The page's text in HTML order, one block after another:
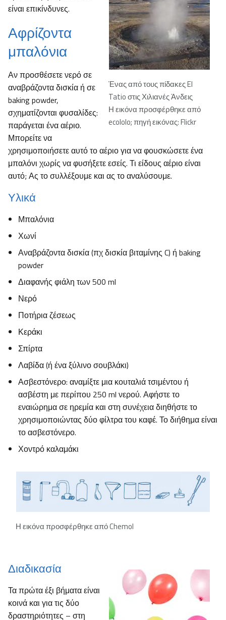
Ένας από τους πίδακες El
Tatio στις Χιλιανές Άνδεις
Η εικόνα προσφέρθηκε από
ecololo; πηγή εικόνας: Flickr
είναι επικίνδυνες.
Αφρίζοντα
μπαλόνια
Αν προσθέσετε νερό σε
αναβράζοντα δισκία ή σε
baking powder,
σχηματίζονται φυσαλίδες:
παράγεται ένα αέριο.
Μπορείτε να
χρησιμοποιήσετε αυτό το αέριο για να φουσκώσετε ένα
μπαλόνι χωρίς να φυσήξετε εσείς. Τι είδους αέριο είναι
αυτό; Ας το συλλέξουμε και ας το αναλύσουμε.
Υλικά
Μπαλόνια
Χωνί
Αναβράζοντα δισκία (πχ δισκία βιταμίνης C) ή baking
powder
Διαφανής φιάλη των 500 ml
Νερό
Ποτήρια ζέσεως
Κεράκι
Σπίρτα
Λαβίδα (ή ένα ξύλινο σουβλάκι)
Ασβεστόνερο: αναμίξτε μια κουταλιά τσιμέντου ή
ασβέστη με περίπου 250 ml νερού. Αφήστε το
εναιώρημα σε ηρεμία και στη συνέχεια διηθήστε το
χρησιμοποιώντας δύο φίλτρα του καφέ. Το διήθημα είναι
το ασβεστόνερο.
Χοντρό καλαμάκι
Η εικόνα προσφέρθηκε από Chemol
Διαδικασία
Τα πρώτα έξι βήματα είναι
κοινά και για τις δύο
δραστηριότητες – στη